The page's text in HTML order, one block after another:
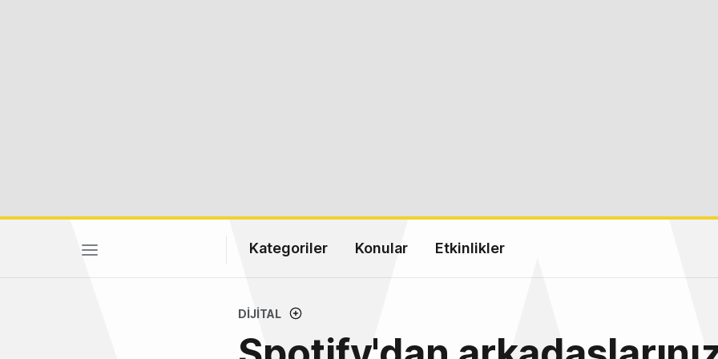
Kategoriler Konular Etkinlikler
DIJITAL